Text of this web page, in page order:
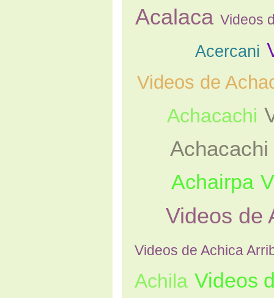
Acalaca Videos
Acercani
Videos de
Achacachi
Achairpa
Videos de
Videos de Achica
Achila Videos